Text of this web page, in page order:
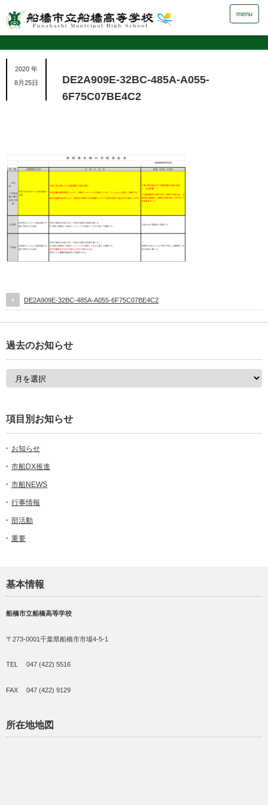
menu
2020 年
8月25日
DE2A909E-32BC-485A-A055-
6F75C07BE4C2
DE2A909E-32BC-485A-A055-6F75C07BE4C2
過去のお知らせ
項目別お知らせ
お知らせ
市船DX推進
市船NEWS
行事情報
部活動
重要
基本情報
船橋市立船橋高等学校
〒273-0001千葉県船橋市市場4-5-1
TEL 047 (422) 5516
FAX 047 (422) 9129
所在地地図